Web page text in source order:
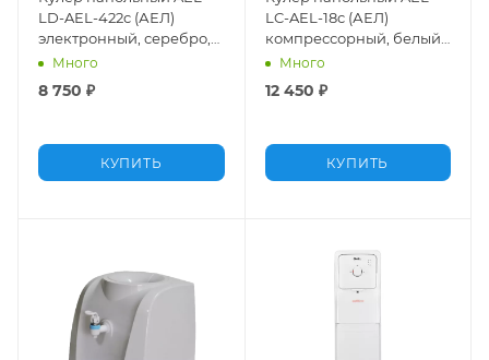
LD-AEL-422c (АЕЛ)
электронный, серебро,
со шкафчиком
Много
8 750 ₽
КУПИТЬ
LC-AEL-18c (АЕЛ)
компрессорный, белый,
со шкафчиком
Много
12 450 ₽
КУПИТЬ